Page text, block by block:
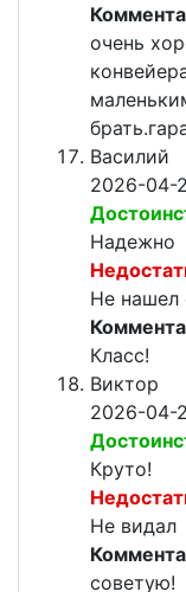
очень
Василий
2026-04-
Надежно
Не нашел
Класс!
Виктор
2026-04-
Круто!
Не видал
советую!